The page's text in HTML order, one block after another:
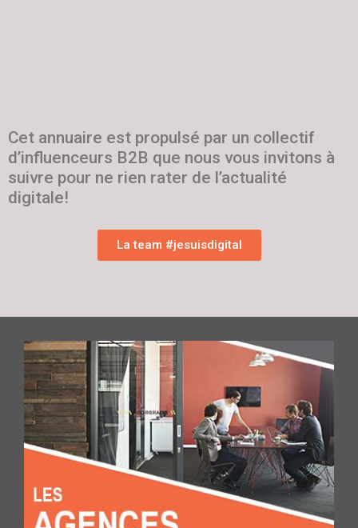
Cet annuaire est propulsé par un collectif
d’influenceurs B2B que nous vous invitons à
suivre pour ne rien rater de l’actualité
digitale!
La team #jesuisdigital